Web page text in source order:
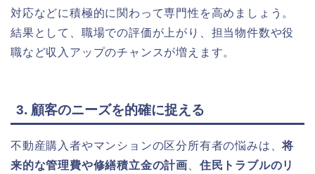
対応などに積極的に関わって専門性を高めましょう。
結果として、職場での評価が上がり、担当物件数や役
職など収入アップのチャンスが増えます。
3. 顧客のニーズを的確に捉える
不動産購入者やマンションの区分所有者の悩みは、将
来的な管理費や修繕積立金の計画
住民トラブルのリ